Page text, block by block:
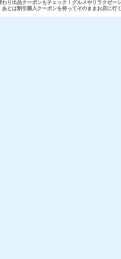
り出品クーポンもチェック！グルメやリラクゼ
とは割引購入クーポンを持ってそのままお店に行